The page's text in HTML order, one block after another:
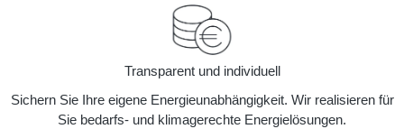
Transparent und individuell
Sichern Sie Ihre eigene Energieunabhängigkeit. Wir realisieren für
Sie bedarfs- und klimagerechte Energielösungen.